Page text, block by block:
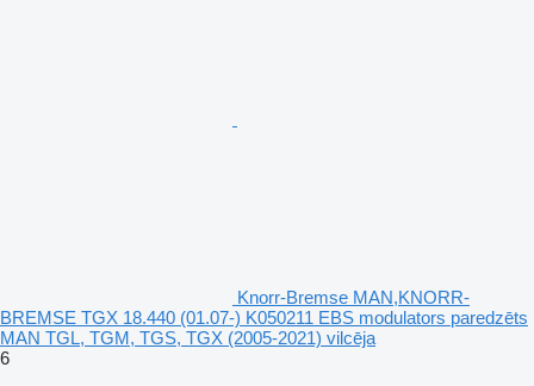
Knorr-Bremse MAN,KNORR-
BREMSE TGX 18.440 (01.07-) K050211 EBS modulators paredzēts
MAN TGL, TGM, TGS, TGX (2005-2021) vilcēja
6